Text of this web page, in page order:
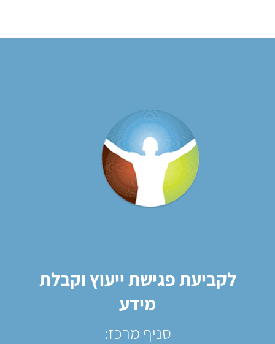
לקביעת פגישת ייעוץ וקבלת
מידע
סניף מרכז: